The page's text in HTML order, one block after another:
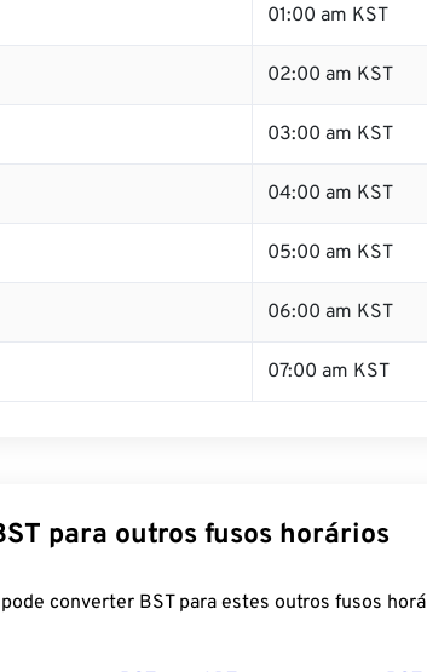
01:00 am KST
02:00 am KST
03:00 am KST
04:00 am KST
05:00 am KST
06:00 am KST
07:00 am KST
para outros fusos horários
converter BST para estes outros fusos